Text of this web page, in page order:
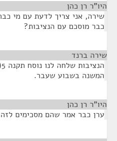
היו"ר רן כהן
שירה, אני צריך לדעת עם מי
כבר מוסכם עם הנציבות?
שירה ברנד
המשנה בשבוע שעבר.
היו"ר רן כהן
ערן כבר אמר שהם מסכימים